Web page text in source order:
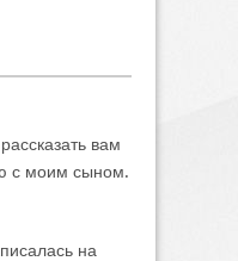
вам
с моим сыном.
на